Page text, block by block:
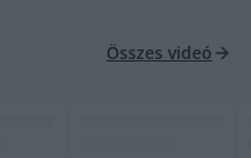
Összes videó